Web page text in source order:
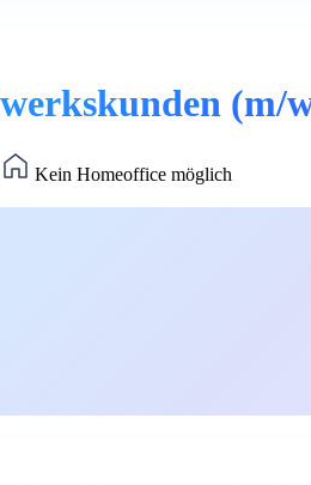
(m/
Kein Homeoffice möglich